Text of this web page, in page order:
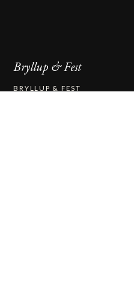
Bryllup & Fest
BRYLLUP & FEST